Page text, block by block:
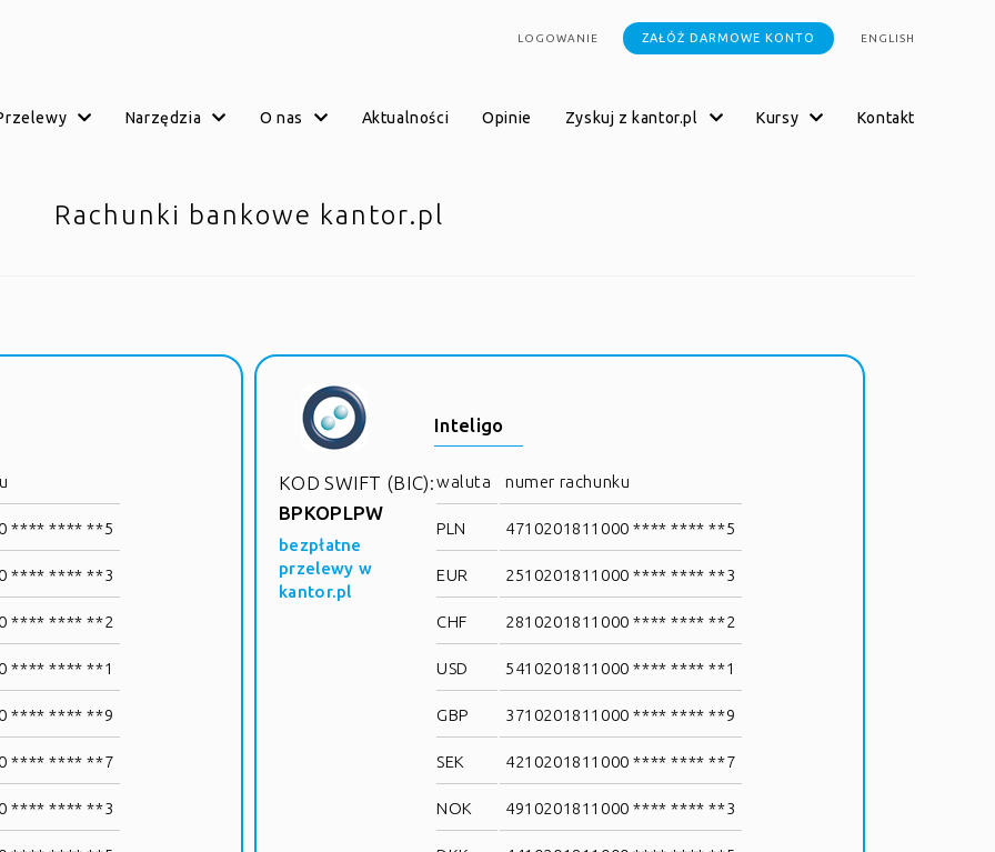
LOGOWANIE ZAŁÓŻ DARMOWE KONTO ENGLISH
przelewy narzędzia o nas aktualności opinie zyskuj z kantor.pl kursy kontakt
Rachunki bankowe kantor.pl
**** **** **5
**** **** **3
**** **** **2
**** **** **1
**** **** **9
**** **** **7
**** **** **3
KOD SWIFT (BIC):
BPKOPLPW
bezpłatne
przelewy w
kantor.pl
Inteligo
waluta numer rachunku
PLN 4710201811000 **** **** **5
EUR 2510201811000 **** **** **3
CHF 2810201811000 **** **** **2
USD 5410201811000 **** **** **1
GBP 3710201811000 **** **** **9
SEK 4210201811000 **** **** **7
NOK 4910201811000 **** **** **3